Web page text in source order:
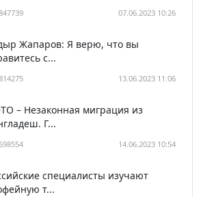
07.06.2023 10:26
Жапаров: Я верю, что вы
с...
13.06.2023 11:06
– Незаконная миграция из
Г...
14.06.2023 10:54
специалисты изучают
т...